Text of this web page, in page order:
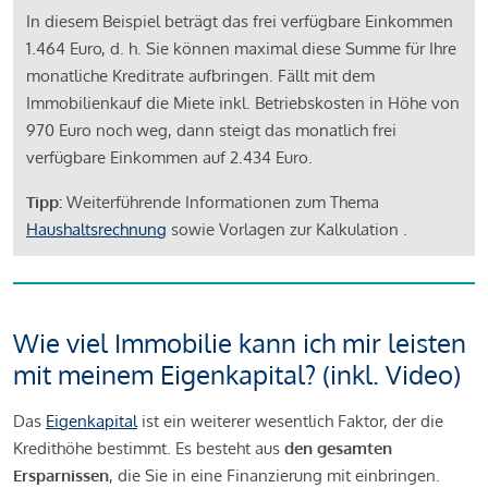
In diesem Beispiel beträgt das frei verfügbare Einkommen
1.464 Euro, d. h. Sie können maximal diese Summe für Ihre
monatliche Kreditrate aufbringen. Fällt mit dem
Immobilienkauf die Miete inkl. Betriebskosten in Höhe von
970 Euro noch weg, dann steigt das monatlich frei
verfügbare Einkommen auf 2.434 Euro.
Tipp: Weiterführende Informationen zum Thema
Haushaltsrechnung sowie Vorlagen zur Kalkulation .
Wie viel Immobilie kann ich mir leisten
mit meinem Eigenkapital? (inkl. Video)
Das Eigenkapitalist ein weiterer wesentlich Faktor, der die
Kredithöhe bestimmt. Es besteht aus den gesamten
Ersparnissen, die Sie in eine Finanzierung mit einbringen.